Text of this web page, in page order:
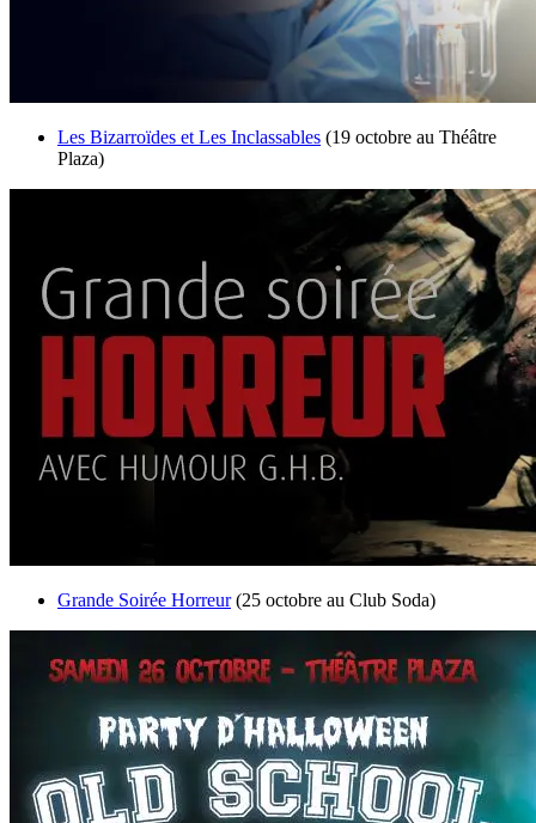
Les Bizarroïdes et Les Inclassables (19 octobre au Théâtre
Plaza)
Grande Soirée Horreur(25 octobre au Club Soda)